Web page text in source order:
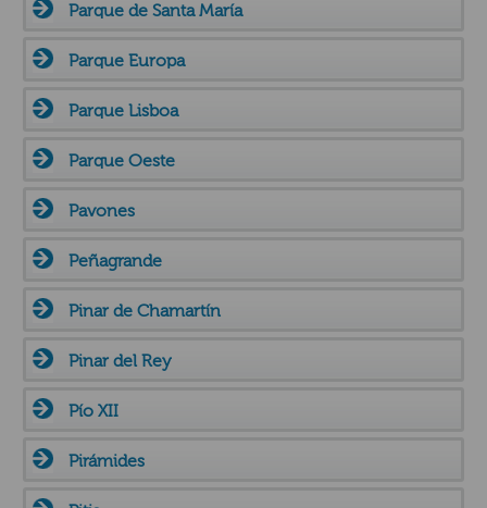
Parque de Santa María
Parque Europa
Parque Lisboa
Parque Oeste
Pavones
Peñagrande
Pinar de Chamartín
Pinar del Rey
Pío XII
Pirámides